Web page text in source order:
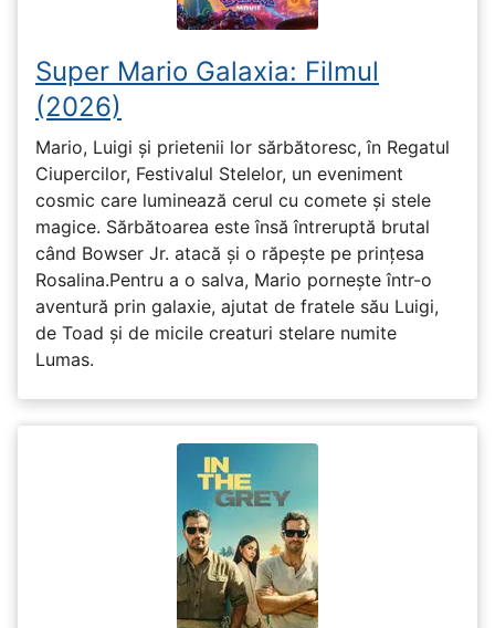
Super Mario Galaxia: Filmul
(2026)
Mario, Luigi și prietenii lor sărbătoresc, în Regatul
Ciupercilor, Festivalul Stelelor, un eveniment
cosmic care luminează cerul cu comete și stele
magice. Sărbătoarea este însă întreruptă brutal
când Bowser Jr. atacă și o răpește pe prinţesa
Rosalina.Pentru a o salva, Mario pornește într-o
aventură prin galaxie, ajutat de fratele său Luigi,
de Toad și de micile creaturi stelare numite
Lumas.